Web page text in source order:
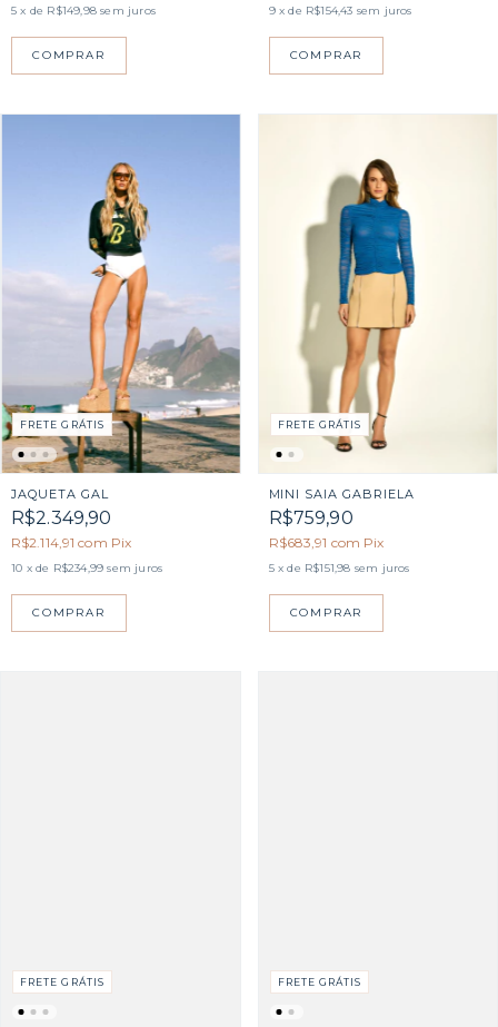
5 x de R$149,98 sem juros
COMPRAR
9 x de R$154,43 sem juros
COMPRAR
FRETE GRÁTIS
JAQUETA GAL
R$2.349,90
R$2.114,91com Pix
10 x de R$234,99 sem juros
COMPRAR
FRETE GRÁTIS
MINI SAIA GABRIELA
R$759,90
R$683,91 com Pix
5 x de R$151,98 sem juros
COMPRAR
FRETE GRÁTIS FRETE GRÁTIS